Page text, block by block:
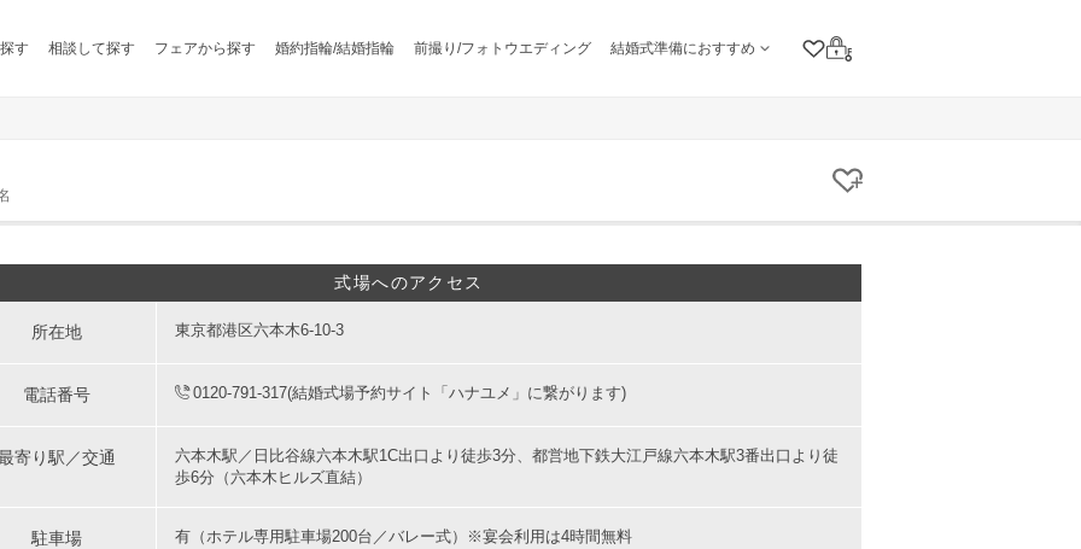
す 相談して探す フェアから探す 婚約指輪/結婚指輪 前撮り/フォトウエディング 結婚式準備におすすめ
クリップリスト
ログイン
クリップする
式場へのアクセス
所在地 東京都港区六本木6-10-3
電話番号 0120-791-317(結婚式場予約サイト「ハナユメ」に繋がります)
寄り駅／交通
六本木駅／日比谷線六本木駅1C出口より徒歩3分、都営地下鉄大江戸線六本木駅3番出口より徒
歩6分（六本木ヒルズ直結）
駐車場 有（ホテル専用駐車場200台／バレー式）※宴会利用は4時間無料